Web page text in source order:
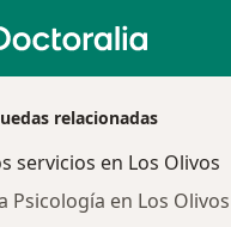
relacionadas
servicios en Los Olivos
Psicología en Los Olivos